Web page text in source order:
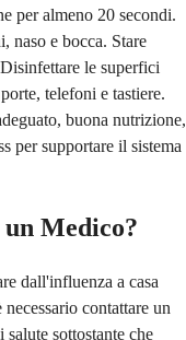
per almeno 20 secondi.
naso e bocca. Stare
le superfici
telefoni e tastiere.
buona nutrizione,
per supportare il sistema
Medico?
dall'influenza a casa
contattare un
sottostante che